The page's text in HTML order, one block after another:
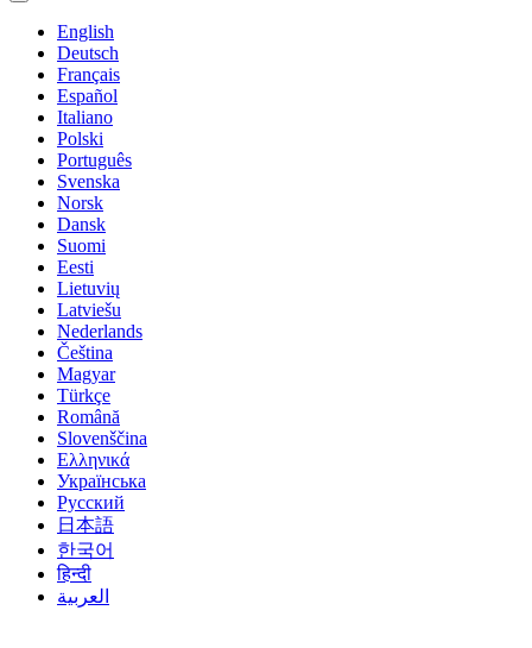
English
Deutsch
Français
Español
Italiano
Polski
Português
Svenska
Norsk
Dansk
Suomi
Eesti
Lietuvių
Latviešu
Nederlands
Čeština
Magyar
Türkçe
Română
Slovenščina
Ελληνικά
Українська
Русский
日本語
한국어
हिन्दी
العربية